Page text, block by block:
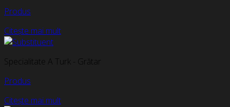
Produs
Citește mai mult
Specialitate A Turk - Grătar
Produs
Citește mai mult